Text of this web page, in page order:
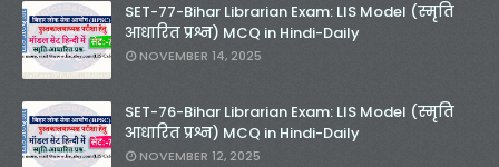
SET-77-Bihar Librarian Exam: LIS Model (स्मृति
आधारित प्रश्न) MCQ in Hindi-Daily
NOVEMBER 14, 2025
SET-76-Bihar Librarian Exam: LIS Model (स्मृति
आधारित प्रश्न) MCQ in Hindi-Daily
NOVEMBER 12, 2025